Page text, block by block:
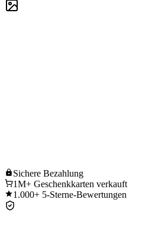
Sichere Bezahlung
1M+ Geschenkkarten verkauft
1.000+ 5-Sterne-Bewertungen